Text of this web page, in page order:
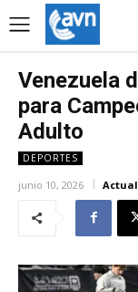
Venezuela
para
Adulto
DEPORTES
junio 10, 2026